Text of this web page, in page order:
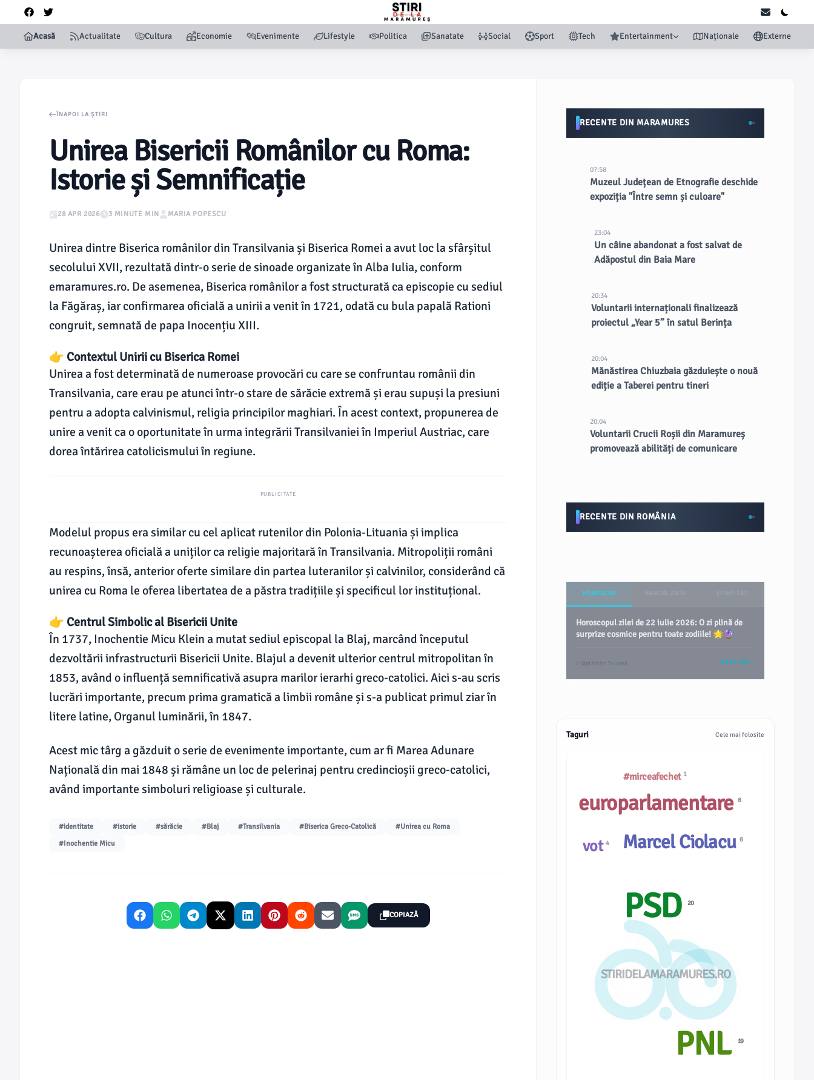
Acasă Actualitate Cultura Economie Evenimente Lifestyle Politica Sanatate Social Sport Tech Entertainment Naționale Externe
ÎNAPOI LA ȘTIRI
Unirea Bisericii Românilor cu Roma:
Istorie și Semnificație
28 APR 2026 3 MINUTE MIN MARIA POPESCU
Unirea dintre Biserica românilor din Transilvania și Biserica Romei a avut loc la sfârșitul
secolului XVII, rezultată dintr-o serie de sinoade organizate în Alba Iulia, conform
emaramures.ro. De asemenea, Biserica românilor a fost structurată ca episcopie cu sediul
la Făgăraș, iar confirmarea oficială a unirii a venit în 1721, odată cu bula papală Rationi
congruit, semnată de papa Inocențiu XIII.
👉 Contextul Unirii cu Biserica Romei
Unirea a fost determinată de numeroase provocări cu care se confruntau românii din
Transilvania, care erau pe atunci într-o stare de sărăcie extremă și erau supuși la presiuni
pentru a adopta calvinismul, religia principilor maghiari. În acest context, propunerea de
unire a venit ca o oportunitate în urma integrării Transilvaniei în Imperiul Austriac, care
dorea întărirea catolicismului în regiune.
PUBLICITATE
Modelul propus era similar cu cel aplicat rutenilor din Polonia-Lituania și implica
recunoașterea oficială a uniților ca religie majoritară în Transilvania. Mitropoliții români
au respins, însă, anterior oferte similare din partea luteranilor și calvinilor, considerând că
unirea cu Roma le oferea libertatea de a păstra tradițiile și specificul lor instituțional.
👉 Centrul Simbolic al Bisericii Unite
În 1737, Inochentie Micu Klein a mutat sediul episcopal la Blaj, marcând începutul
dezvoltării infrastructurii Bisericii Unite. Blajul a devenit ulterior centrul mitropolitan în
1853, având o influență semnificativă asupra marilor ierarhi greco-catolici. Aici s-au scris
lucrări importante, precum prima gramatică a limbii române și s-a publicat primul ziar în
litere latine, Organul luminării, în 1847.
Acest mic târg a găzduit o serie de evenimente importante, cum ar fi Marea Adunare
Națională din mai 1848 și rămâne un loc de pelerinaj pentru credincioșii greco-catolici,
având importante simboluri religioase și culturale.
#identitate #istorie #sărăcie #Blaj #Transilvania #Biserica Greco-Catolică
#Unirea cu Roma
#Inochentie Micu
COPIAZĂ
RECENTE DIN MARAMURES
07:58
Muzeul Județean de Etnografie deschide
expoziția "Între semn și culoare"
23:04
Un câine abandonat a fost salvat de
Adăpostul din Baia Mare
20:34
Voluntarii internaționali finalizează
proiectul „Year 5” în satul Berința
20:04
Mănăstirea Chiuzbaia găzduiește o nouă
ediție a Taberei pentru tineri
20:04
Voluntarii Crucii Roșii din Maramureș
promovează abilități de comunicare
RECENTE DIN ROMÂNIA
HOROSCOP
Horoscopul zilei de 22 iulie 2026: O zi plină de
surprize cosmice pentru toate zodiile! 🌟🔮
2 săptămâni în urmă VEZI TOT
Taguri Cele mai folosite
STIRIDELAMARAMURES.RO
#mirceafechet 1
vot4 Marcel Ciolacu6
europarlamentare8
PSD20
PNL 19